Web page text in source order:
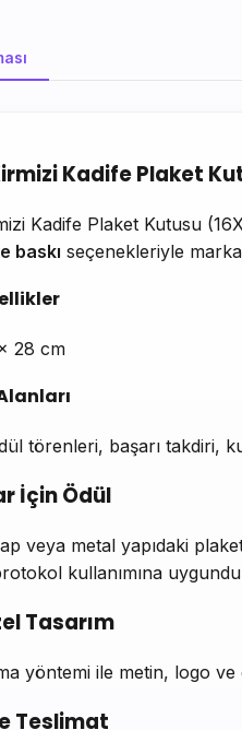
Kadife Plaket
Kadife Plaket Kutusu
baskı seçenekleriyle
28 cm
törenleri, başarı takdiri,
İçin Ödül
veya metal yapıdaki
kullanımına
Tasarım
yöntemi ile metin, logo
Teslimat